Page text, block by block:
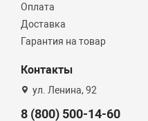
Оплата
Доставка
Гарантия на товар
Контакты
ул. Ленина, 92
8 (800) 500-14-60